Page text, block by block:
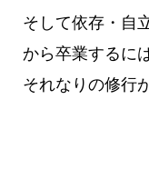
そして依存・自
から卒業するには
それなりの修行